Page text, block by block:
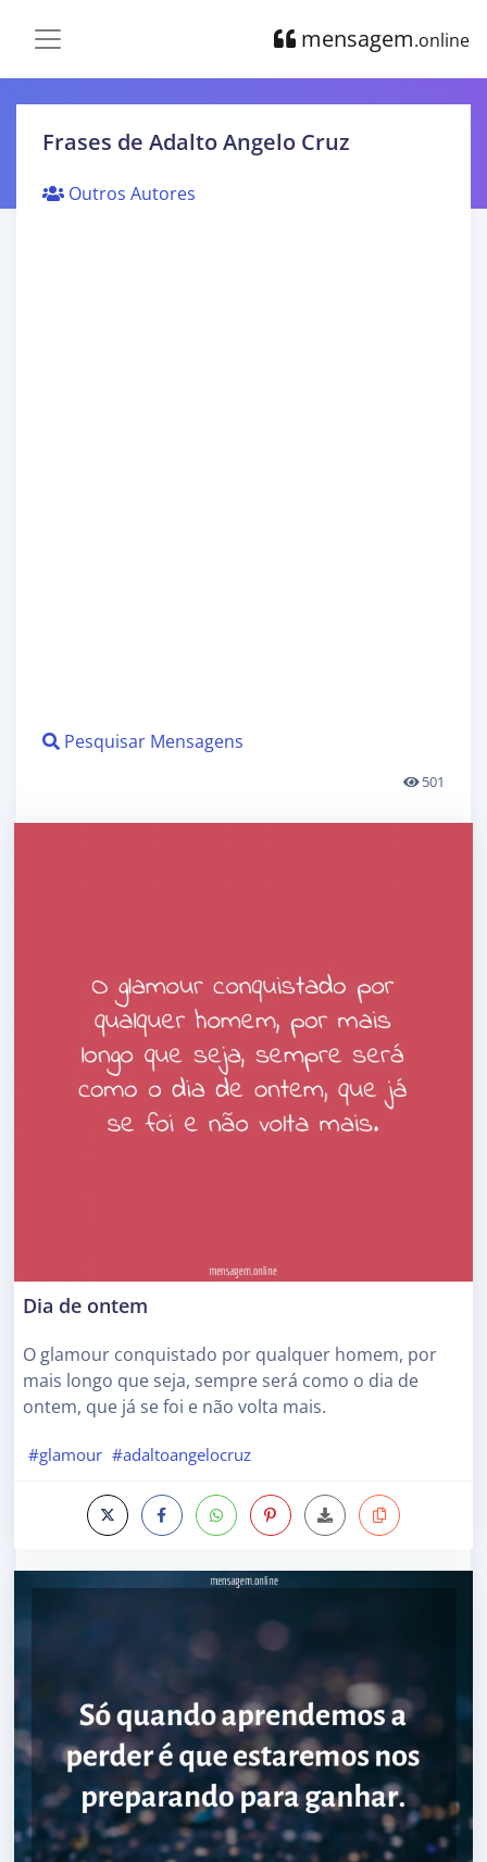
mensagem.online
Frases de Adalto Angelo Cruz
Outros Autores
Pesquisar Mensagens
501
Dia de ontem
O glamour conquistado por qualquer homem, por
mais longo que seja, sempre será como o dia de
ontem, que já se foi e não volta mais.
#glamour #adaltoangelocruz